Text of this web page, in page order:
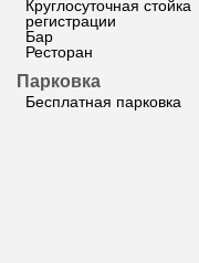
Круглосуточная стойка
регистрации
Бар
Ресторан
Парковка
Бесплатная парковка